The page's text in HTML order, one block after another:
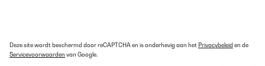
Deze site wordt beschermd door reCAPTCHA en is onderhevig aan het Privacybeleid en de
Servicevoorwaarden van Google.